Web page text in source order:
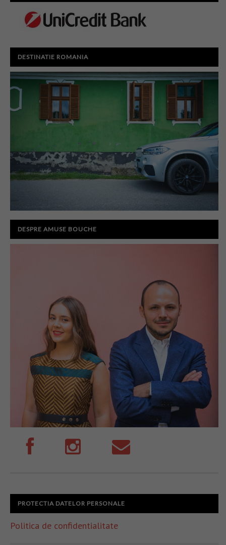
DESTINATIE ROMANIA
DESPRE AMUSE BOUCHE
PROTECTIA DATELOR PERSONALE
Politica de confidentialitate